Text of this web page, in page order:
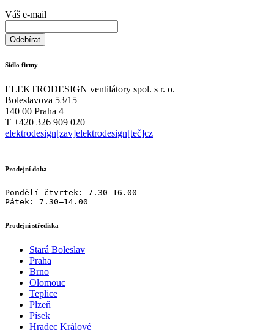
Váš e-mail
Sídlo firmy
ELEKTRODESIGN ventilátory spol. s r. o.
Boleslavova 53/15
140 00 Praha 4
T +420 326 909 020
elektrodesign[zav]elektrodesign[teč]cz
Prodejní doba
Pondělí–čtvrtek: 7.30–16.00
Pátek: 7.30–14.00
Prodejní střediska
Stará Boleslav
Praha
Brno
Olomouc
Teplice
Plzeň
Písek
Hradec Králové